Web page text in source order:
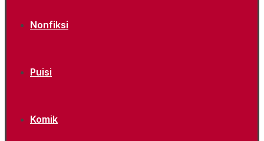
Nonfiksi
Puisi
Komik